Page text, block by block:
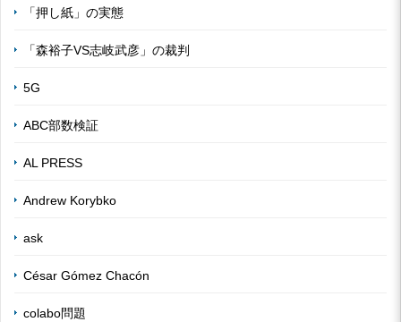
「押し紙」の実態
「森裕子VS志岐武彦」の裁判
5G
ABC部数検証
AL PRESS
Andrew Korybko
ask
César Gómez Chacón
colabo問題